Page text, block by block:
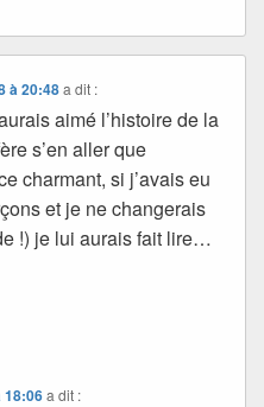
à 20:48 a dit :
aimé l’histoire de la
s’en aller que
charmant, si j’avais eu
et je ne changerais
!) je lui aurais fait lire…
18:06a dit :